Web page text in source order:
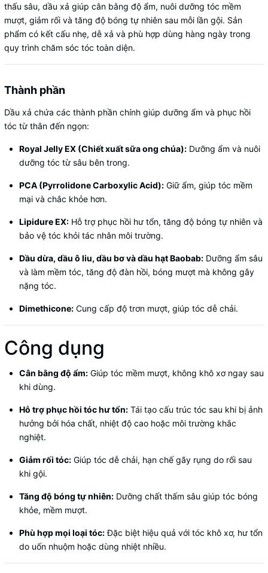
thấu sâu, dầu xả giúp cân bằng độ ẩm, nuôi dưỡng tóc mềm
mượt, giảm rối và tăng độ bóng tự nhiên sau mỗi lần gội. Sản
phẩm có kết cấu nhẹ, dễ xả và phù hợp dùng hàng ngày trong
quy trình chăm sóc tóc toàn diện.
Thành phần
Dầu xả chứa các thành phần chính giúp dưỡng ẩm và phục hồi
tóc từ thân đến ngọn:
Royal Jelly EX (Chiết xuất sữa ong chúa): Dưỡng ẩm và nuôi
dưỡng tóc từ sâu bên trong.
PCA (Pyrrolidone Carboxylic Acid): Giữ ẩm, giúp tóc mềm
mại và chắc khỏe hơn.
Lipidure EX: Hỗ trợ phục hồi hư tổn, tăng độ bóng tự nhiên và
bảo vệ tóc khỏi tác nhân môi trường.
Dầu dừa, dầu ô liu, dầu bơ và dầu hạt Baobab: Dưỡng ẩm sâu
và làm mềm tóc, tăng độ đàn hồi, bóng mượt mà không gây
nặng tóc.
Dimethicone: Cung cấp độ trơn mượt, giúp tóc dễ chải.
Công dụng
Cân bằng độ ẩm: Giúp tóc mềm mượt, không khô xơ ngay sau
khi dùng.
Hỗ trợ phục hồi tóc hư tổn: Tái tạo cấu trúc tóc sau khi bị ảnh
hưởng bởi hóa chất, nhiệt độ cao hoặc môi trường khắc
nghiệt.
Giảm rối tóc: Giúp tóc dễ chải, hạn chế gãy rụng do rối sau
khi gội.
Tăng độ bóng tự nhiên: Dưỡng chất thấm sâu giúp tóc bóng
khỏe, mềm mượt.
Phù hợp mọi loại tóc:Đặc biệt hiệu quả với tóc khô xơ, hư tổn
do uốn nhuộm hoặc dùng nhiệt nhiều.